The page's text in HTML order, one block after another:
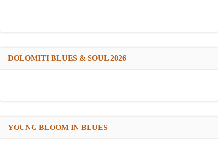
DOLOMITI BLUES & SOUL 2026
YOUNG BLOOM IN BLUES